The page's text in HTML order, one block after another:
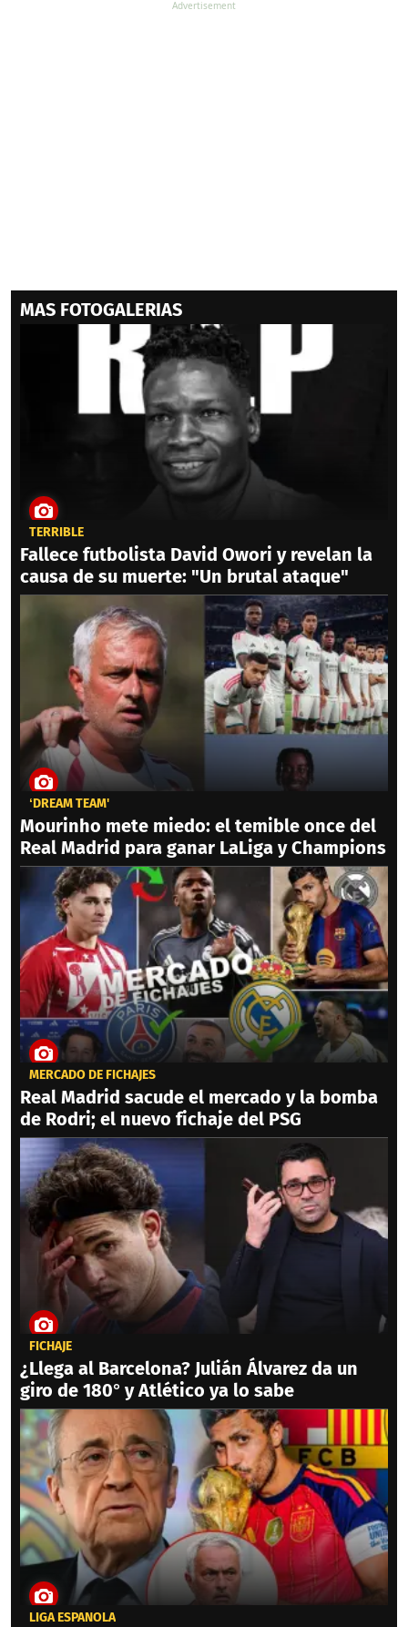
MAS FOTOGALERIAS
TERRIBLE
Fallece futbolista David Owori y revelan la
causa de su muerte: "Un brutal ataque"
‘DREAM TEAM'
Mourinho mete miedo: el temible once del
Real Madrid para ganar LaLiga y Champions
MERCADO DE FICHAJES
Real Madrid sacude el mercado y la bomba
de Rodri; el nuevo fichaje del PSG
FICHAJE
¿Llega al Barcelona? Julián Álvarez da un
giro de 180° y Atlético ya lo sabe
LIGA ESPAÑOLA